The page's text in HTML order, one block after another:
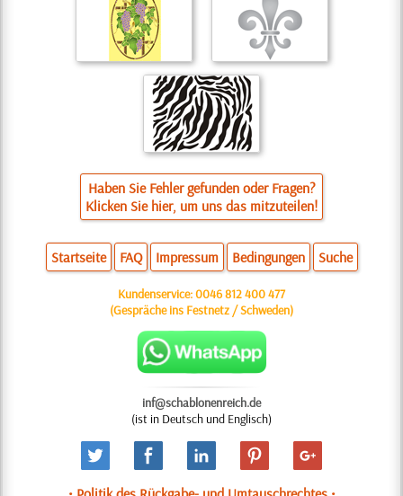
Haben Sie Fehler gefunden oder Fragen?
Klicken Sie hier, um uns das mitzuteilen!
Startseite FAQ Impressum Bedingungen Suche
Kundenservice:0046 812 400 477
(Gespräche ins Festnetz / Schweden)
inf@schablonenreich.de
(ist in Deutsch und Englisch)